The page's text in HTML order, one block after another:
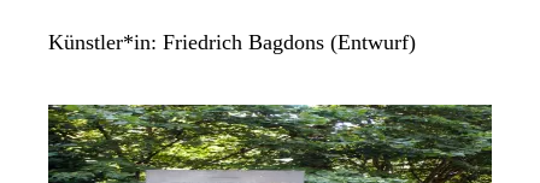
Künstler*in: Friedrich Bagdons (Entwurf)